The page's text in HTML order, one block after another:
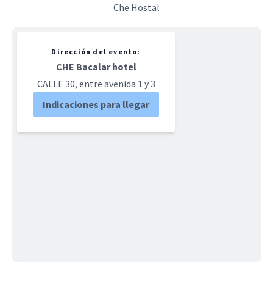
Che Hostal
Dirección del evento:
CHE Bacalar hotel
CALLE 30, entre avenida 1 y 3
Indicaciones para llegar